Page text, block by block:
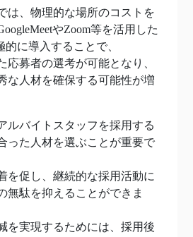
は、物理的な場所のコストを
やZoom等を活用した
的に導入することで、
応募者の選考が可能となり、
な人材を確保する可能性が増
ルバイトスタッフを採用する
った人材を選ぶことが重要で
を促し、継続的な採用活動に
無駄を抑えることができま
を実現するためには、採用後